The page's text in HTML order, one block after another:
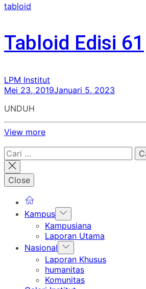
tabloid
Tabloid Edisi 61
LPM Institut
Mei 23, 2019Januari 5, 2023
UNDUH
View more
Cari
untuk:
Close
Kampus Show
sub
menu
Kampusiana
Laporan Utama
Nasional Show
sub
menu
Laporan Khusus
humanitas
Komunitas